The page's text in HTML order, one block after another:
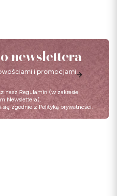
newslettera
i promocjami.
nasz Regulamin (w zakresie
Newslettera).
się zgodnie z Polityką prywatności.